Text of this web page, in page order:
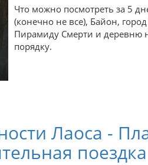
Что можно посмотреть за 5
(конечно не все), Байон,
Пирамиду Смерти и деревню
порядку.
Лаоса -
поездка